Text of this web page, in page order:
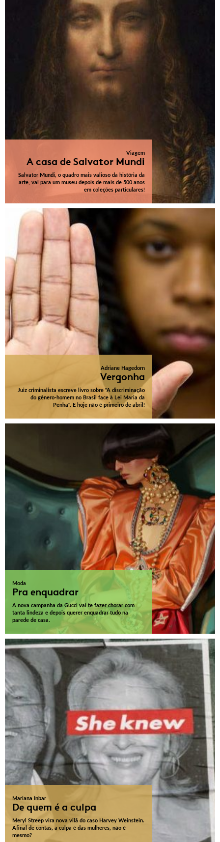
Viagem
A casa de Salvator Mundi
Salvator Mundi, o quadro mais valioso da história da
arte, vai para um museu depois de mais de 500 anos
em coleções particulares!
Adriane Hagedorn
Vergonha
Juiz criminalista escreve livro sobre "A discriminação
do gênero-homem no Brasil face à Lei Maria da
Penha". E hoje não é primeiro de abril!
Moda
Pra enquadrar
A nova campanha da Gucci vai te fazer chorar com
tanta lindeza e depois querer enquadrar tudo na
parede de casa.
Mariana Inbar
De quem é a culpa
Meryl Streep vira nova vilã do caso Harvey Weinstein.
Afinal de contas, a culpa é das mulheres, não é
mesmo?